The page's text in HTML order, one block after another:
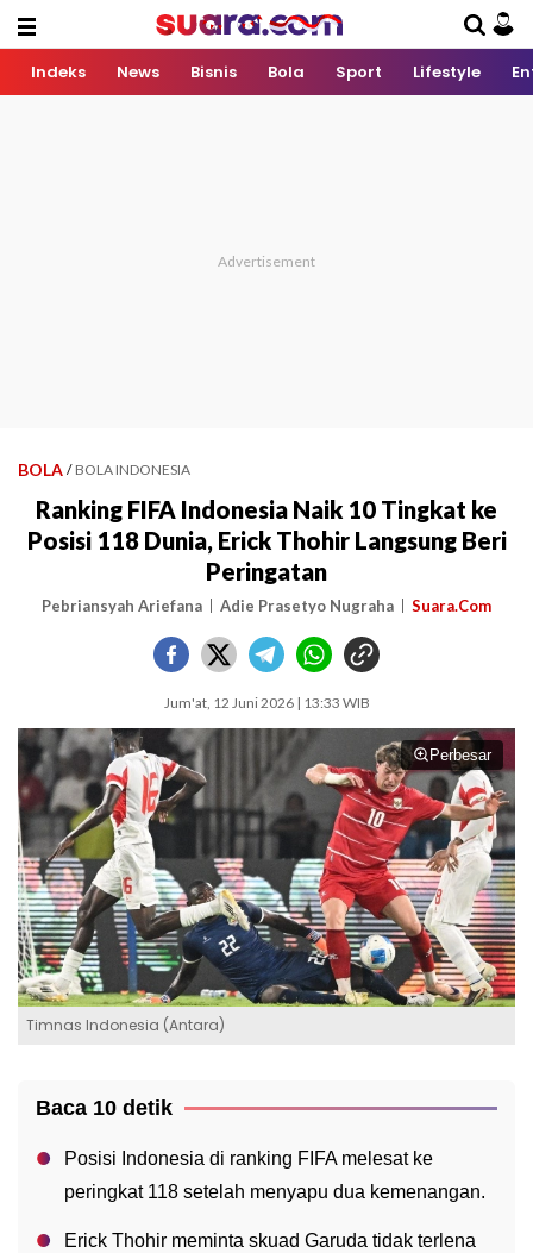
Indeks News Bisnis Bola Sport Lifestyle
BOLA / BOLA INDONESIA
Ranking FIFA Indonesia Naik 10 Tingkat ke
Posisi 118 Dunia, Erick Thohir Langsung Beri
Peringatan
Pebriansyah Ariefana Adie Prasetyo Nugraha Suara.Com
Jum'at, 12 Juni 2026 | 13:33 WIB
Perbesar
Timnas Indonesia (Antara)
Baca 10 detik
Posisi Indonesia di ranking FIFA melesat ke
peringkat 118 setelah menyapu dua kemenangan.
Erick Thohir meminta skuad Garuda tidak terlena